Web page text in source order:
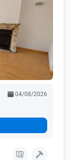
04/08/2026